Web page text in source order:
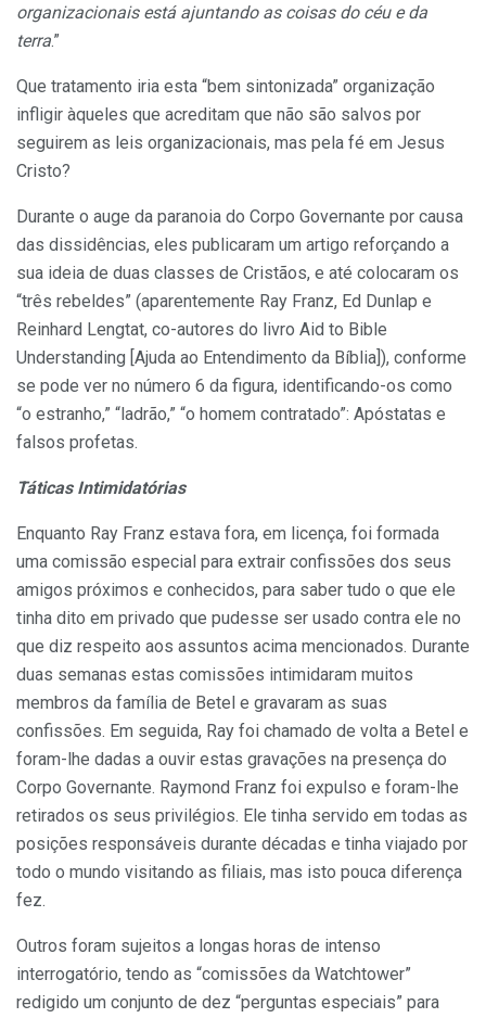
organizacionais está ajuntando as coisas do céu e da
terra.”
Que tratamento iria esta “bem sintonizada” organização
infligir àqueles que acreditam que não são salvos por
seguirem as leis organizacionais, mas pela fé em Jesus
Cristo?
Durante o auge da paranoia do Corpo Governante por causa
das dissidências, eles publicaram um artigo reforçando a
sua ideia de duas classes de Cristãos, e até colocaram os
“três rebeldes” (aparentemente Ray Franz, Ed Dunlap e
Reinhard Lengtat, co-autores do livro Aid to Bible
Understanding [Ajuda ao Entendimento da Bíblia]), conforme
se pode ver no número 6 da figura, identificando-os como
“o estranho,” “ladrão,” “o homem contratado”: Apóstatas e
falsos profetas.
Táticas Intimidatórias
Enquanto Ray Franz estava fora, em licença, foi formada
uma comissão especial para extrair confissões dos seus
amigos próximos e conhecidos, para saber tudo o que ele
tinha dito em privado que pudesse ser usado contra ele no
que diz respeito aos assuntos acima mencionados. Durante
duas semanas estas comissões intimidaram muitos
membros da família de Betel e gravaram as suas
confissões. Em seguida, Ray foi chamado de volta a Betel e
foram-lhe dadas a ouvir estas gravações na presença do
Corpo Governante. Raymond Franz foi expulso e foram-lhe
retirados os seus privilégios. Ele tinha servido em todas as
posições responsáveis durante décadas e tinha viajado por
todo o mundo visitando as filiais, mas isto pouca diferença
fez.
Outros foram sujeitos a longas horas de intenso
interrogatório, tendo as “comissões da Watchtower”
redigido um conjunto de dez “perguntas especiais” para